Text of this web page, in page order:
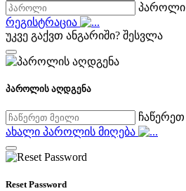
პაროლი
რეგისტრაცია
უკვე გაქვთ ანგარიში? შესვლა
პაროლის აღდგენა
ახალი პაროლის მიღება
Reset Password